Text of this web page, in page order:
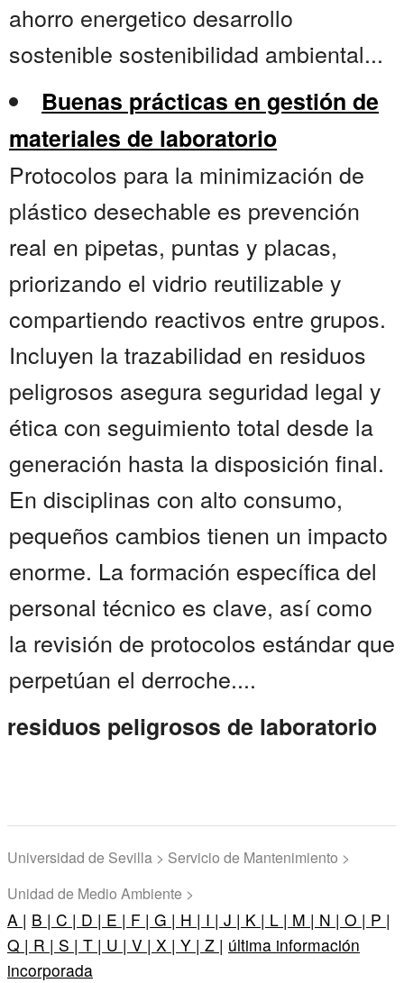
ahorro energetico desarrollo
sostenible sostenibilidad ambiental...
Buenas prácticas en gestión de
materiales de laboratorio
Protocolos para la minimización de
plástico desechable es prevención
real en pipetas, puntas y placas,
priorizando el vidrio reutilizable y
compartiendo reactivos entre grupos.
Incluyen la trazabilidad en residuos
peligrosos asegura seguridad legal y
ética con seguimiento total desde la
generación hasta la disposición final.
En disciplinas con alto consumo,
pequeños cambios tienen un impacto
enorme. La formación específica del
personal técnico es clave, así como
la revisión de protocolos estándar que
perpetúan el derroche....
residuos peligrosos de laboratorio
Universidad de Sevilla > Servicio de Mantenimiento >
Unidad de Medio Ambiente >
A | B | C | D | E | F | G | H | I | J | K | L | M | N | O | P |
Q | R | S | T | U | V | X | Y | Z | última información
incorporada